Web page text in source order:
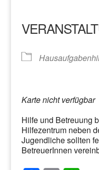
Karte nicht verfügbar
Hilfe und Betreuung
Hilfezentrum neben
Jugendliche sollten
BetreuerInnen